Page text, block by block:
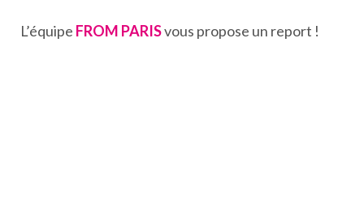
L’équipe FROM PARISvous propose un report !